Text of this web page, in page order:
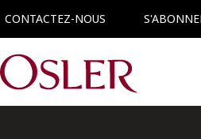
CONTACTEZ-NOUS
Main